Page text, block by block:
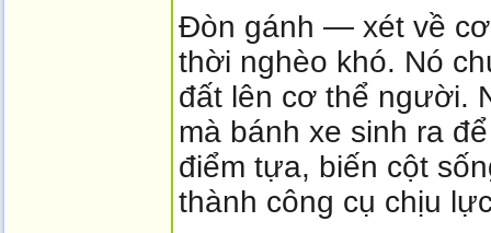
Đòn gánh — xét về
thời nghèo khó. Nó
đất lên cơ thể người.
mà bánh xe sinh ra
điểm tựa, biến cột
thành công cụ chịu